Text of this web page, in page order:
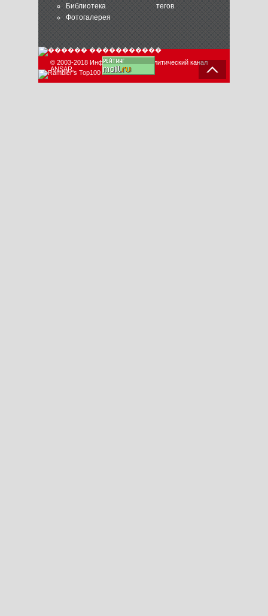
Библиотека
Фотогалерея
тегов
© 2003-2018 Информационно-аналитический канал
ANSAR